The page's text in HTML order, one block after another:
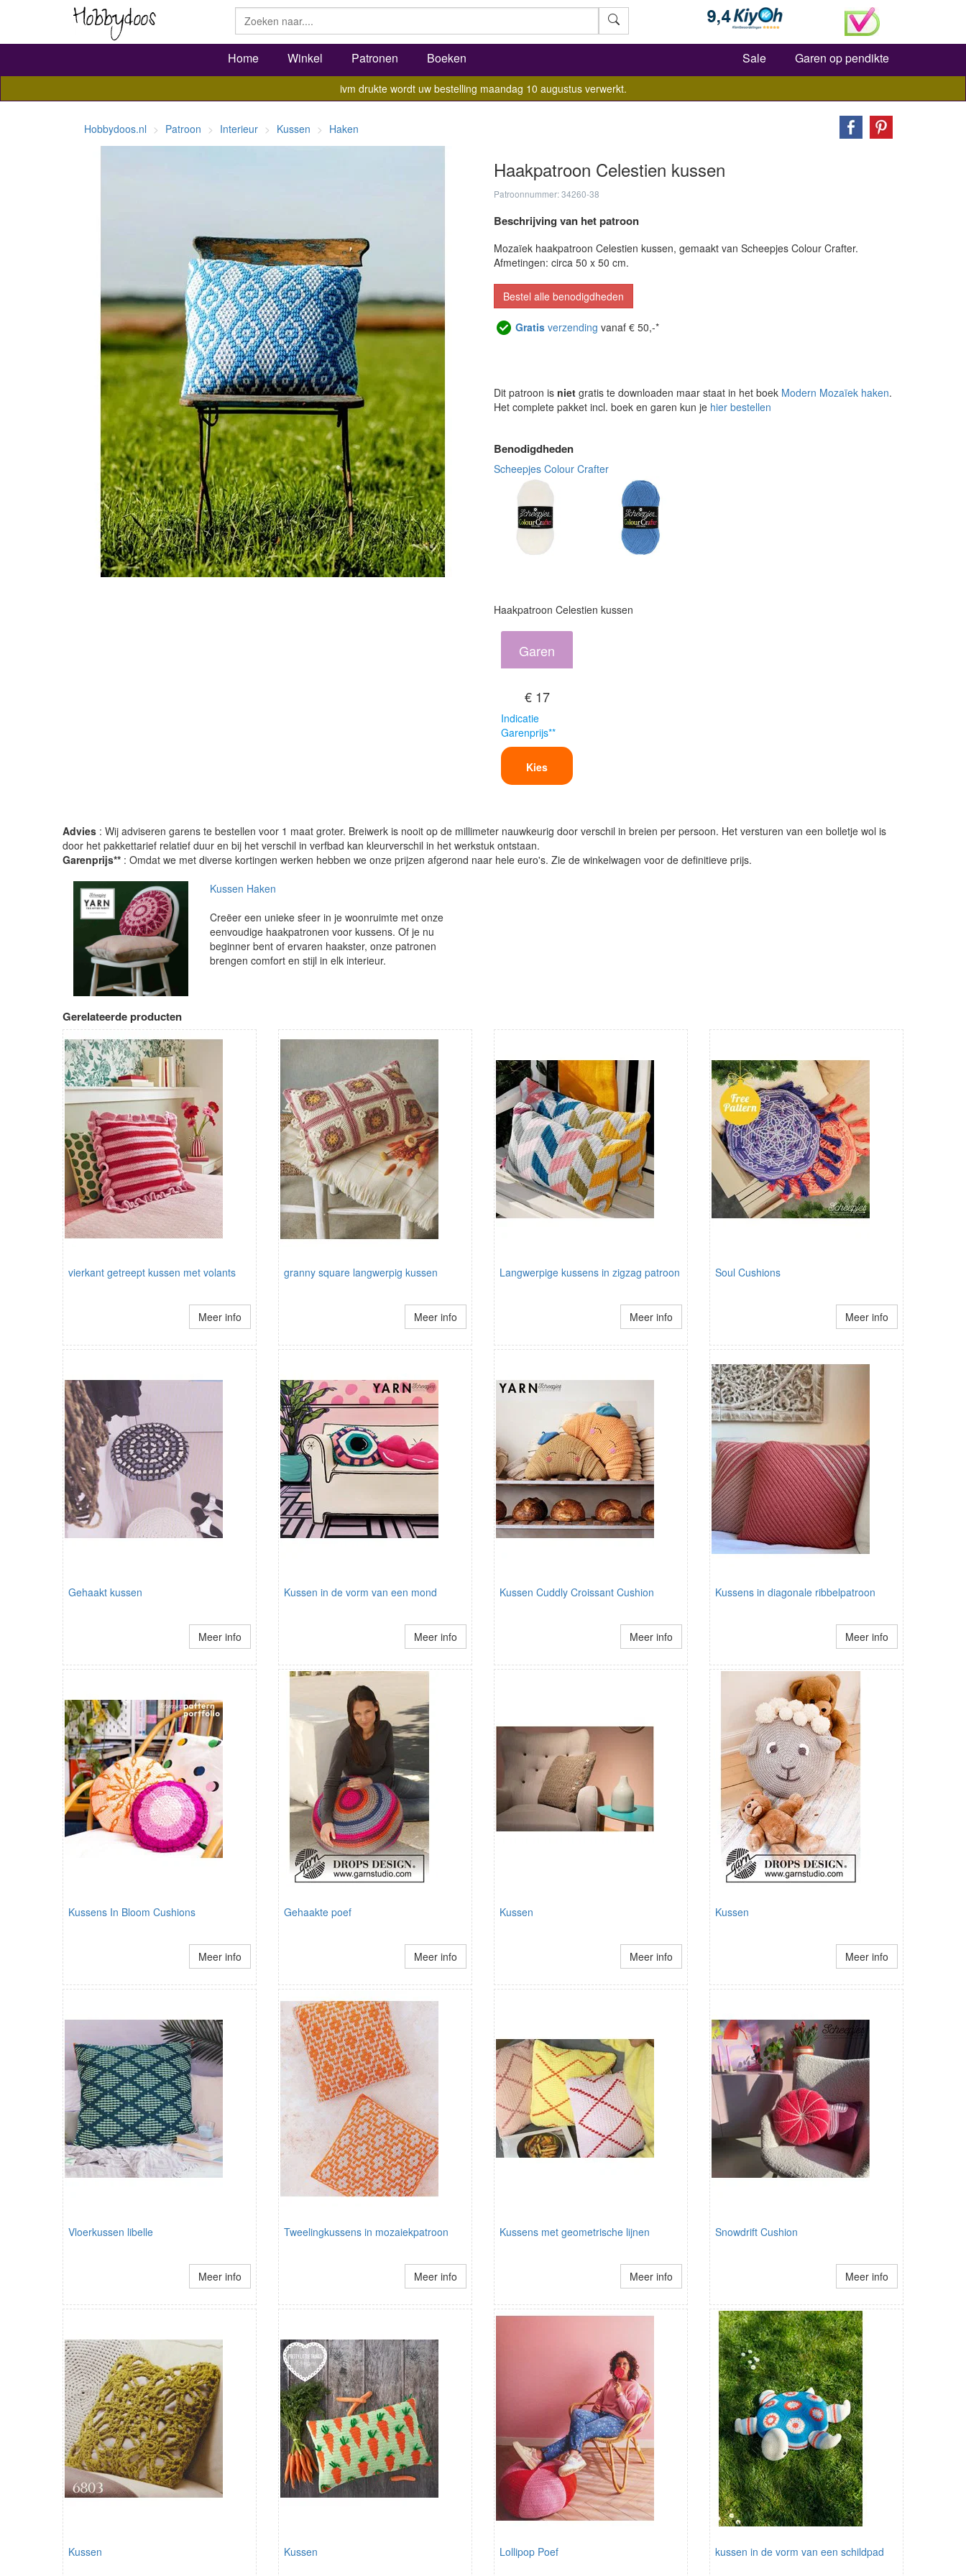
Zoeken
Home Winkel Patronen Boeken Sale Garen op pendikte
ivm drukte wordt uw bestelling maandag 10 augustus verwerkt.
Hobbydoos.nl Patroon Interieur Kussen Haken
Haakpatroon Celestien kussen
Patroonnummer: 34260-38
Beschrijving van het patroon
Mozaïek haakpatroon Celestien kussen, gemaakt van Scheepjes Colour Crafter.
Afmetingen: circa 50 x 50 cm.
Bestel alle benodigdheden
Gratis verzending vanaf € 50,-*
Dit patroon is niet gratis te downloaden maar staat in het boek Modern Mozaïek haken.
Het complete pakket incl. boek en garen kun je hier bestellen
Benodigdheden
Scheepjes Colour Crafter
Haakpatroon Celestien kussen
Garen
€ 17
Indicatie
Garenprijs**
Kies
Advies : Wij adviseren garens te bestellen voor 1 maat groter. Breiwerk is nooit op de millimeter nauwkeurig door verschil in breien per persoon. Het versturen van een bolletje wol is
door het pakkettarief relatief duur en bij het verschil in verfbad kan kleurverschil in het werkstuk ontstaan.
Garenprijs** : Omdat we met diverse kortingen werken hebben we onze prijzen afgerond naar hele euro's. Zie de winkelwagen voor de definitieve prijs.
Kussen Haken
Creëer een unieke sfeer in je woonruimte met onze
eenvoudige haakpatronen voor kussens. Of je nu
beginner bent of ervaren haakster, onze patronen
brengen comfort en stijl in elk interieur.
Gerelateerde producten
vierkant getreept kussen met volants
Meer info
granny square langwerpig kussen
Meer info
Langwerpige kussens in zigzag patroon
Meer info
Soul Cushions
Meer info
Gehaakt kussen
Meer info
Kussen in de vorm van een mond
Meer info
Kussen Cuddly Croissant Cushion
Meer info
Kussens in diagonale ribbelpatroon
Meer info
Kussens In Bloom Cushions
Meer info
Gehaakte poef
Meer info
Kussen
Meer info
Kussen
Meer info
Vloerkussen libelle
Meer info
Tweelingkussens in mozaiekpatroon
Meer info
Kussens met geometrische lijnen
Meer info
Snowdrift Cushion
Meer info
Kussen Kussen Lollipop Poef kussen in de vorm van een schildpad